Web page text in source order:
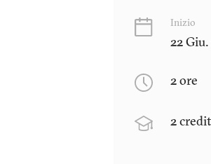
Inizio
22 Giu.
2 ore
2